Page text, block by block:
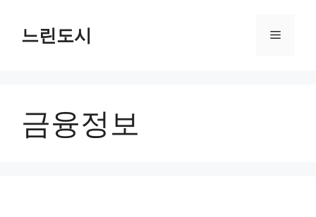
느린도시 메
금융정보